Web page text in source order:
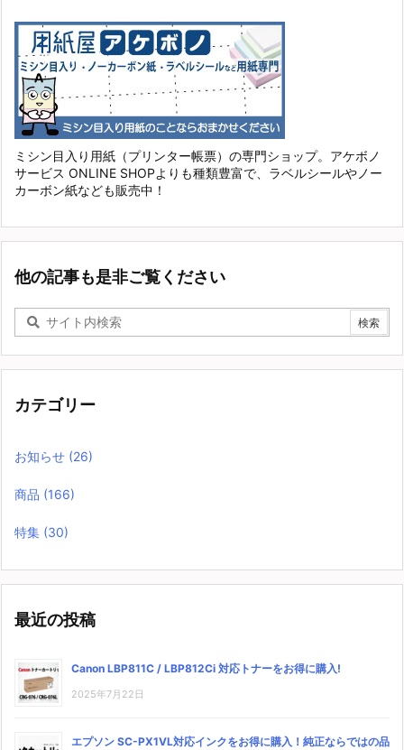
ミシン目入り用紙（プリンター帳票）の専門ショップ。アケボノ
サービス ONLINE SHOPよりも種類豊富で、ラベルシールやノー
カーボン紙なども販売中！
他の記事も是非ご覧ください
カテゴリー
お知らせ (26)
商品 (166)
特集 (30)
最近の投稿
Canon LBP811C / LBP812Ci 対応トナーをお得に購入!
2025年7月22日
エプソン SC-PX1VL対応インクをお得に購入！純正ならではの品